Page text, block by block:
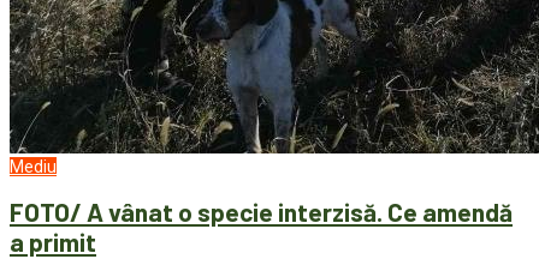
Mediu
FOTO/ A vânat o specie interzisă. Ce amendă
a primit